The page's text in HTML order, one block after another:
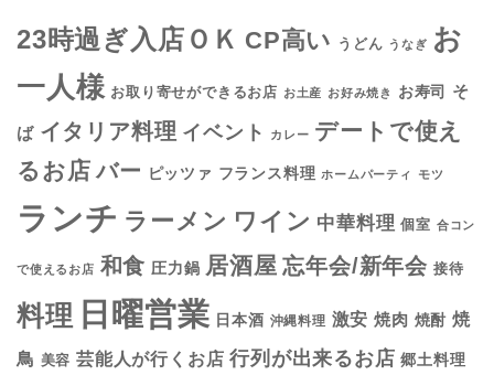
23時過ぎ入店ＯＫ CP高い うどん うなぎ お
一人様 お取り寄せができるお店 お土産 お好み焼き お寿司 そ
ば イタリア料理 イベント カレー デートで使え
るお店 バー ピッツァ フランス料理 ホームパーティ モツ
ランチ ラーメン ワイン 中華料理 個室 合コン
で使えるお店 和食 圧力鍋 居酒屋 忘年会/新年会 接待
料理 日曜営業 日本酒 沖縄料理 激安 焼肉 焼酎 焼
鳥 美容 芸能人が行くお店 行列が出来るお店 郷土料理